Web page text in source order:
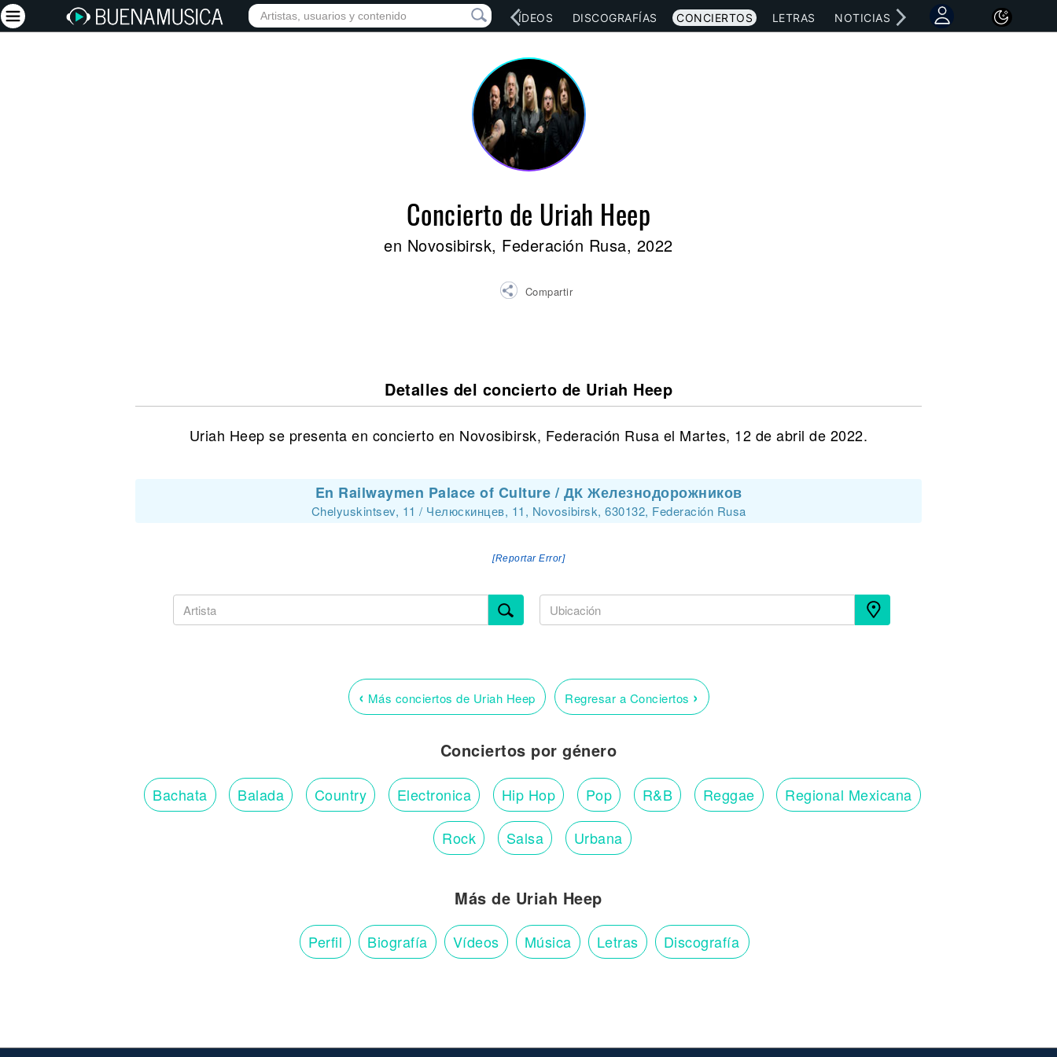
INICIO ARTISTAS RED SOCIAL MÚSICA VÍDEOS DISCOGRAFÍAS CONCIERTOS LETRAS NOTICIAS
Concierto de Uriah Heep
en Novosibirsk, Federación Rusa, 2022
Compartir
Detalles del concierto de Uriah Heep
Uriah Heep se presenta en concierto en Novosibirsk, Federación Rusa el Martes, 12 de abril de 2022.
En Railwaymen Palace of Culture / ДК Железнодорожников
Chelyuskintsev, 11 / Челюскинцев, 11, Novosibirsk, 630132, Federación Rusa
[Reportar Error]
‹ Más conciertos de Uriah Heep Regresar a Conciertos ›
Conciertos por género
Bachata Balada Country Electronica Hip Hop Pop R&B Reggae Regional Mexicana
Rock Salsa Urbana
Más de Uriah Heep
Perfil Biografía Vídeos Música Letras Discografía